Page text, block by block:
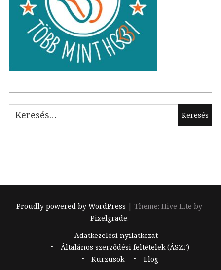
Keresés:
Proudly powered by WordPress |Theme: Hive Lite by
Pixelgrade.
Adatkezelési nyilatkozat
Általános szerződési feltételek (ÁSZF)
Kurzusok
Blog